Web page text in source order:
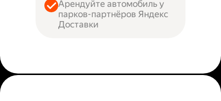
Арендуйте автомобиль у
парков-партнёров Яндекс
Доставки